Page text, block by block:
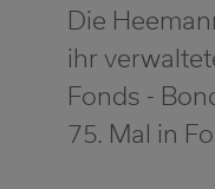
Die
ihr
Fonds -
75. Mal in